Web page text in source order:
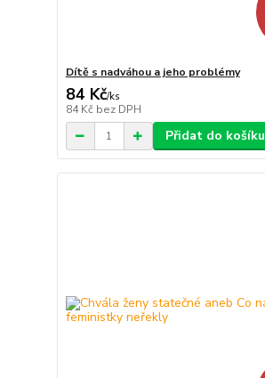
Dítě s nadváhou a jeho problémy
84 Kč/ks
84 Kč bez DPH
Přidat do košíku